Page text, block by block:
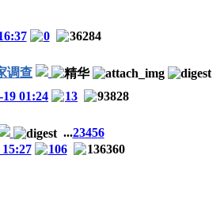
0 36284
调查
19 01:24 13 93828
...23456
106 136360